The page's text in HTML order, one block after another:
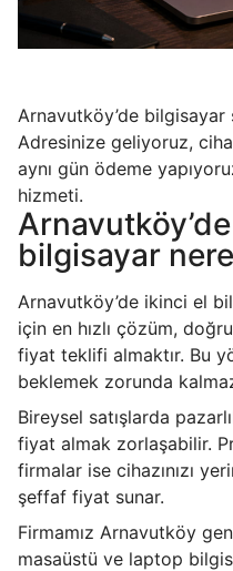
Arnavutköy’de bilgisayar
Adresinize geliyoruz,
aynı gün ödeme
hizmeti.
bilgisayar
Arnavutköy’de ikinci el
için en hızlı çözüm,
fiyat teklifi almaktır. Bu
beklemek zorunda
Bireysel satışlarda
fiyat almak zorlaşabilir.
firmalar ise cihazınızı
şeffaf fiyat sunar.
Firmamız Arnavutköy
masaüstü ve laptop